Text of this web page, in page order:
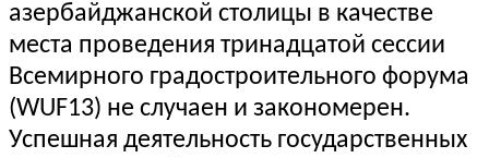
азербайджанской столицы в качестве
места проведения тринадцатой сессии
Всемирного градостроительного форума
(WUF13) не случаен и закономерен.
Успешная деятельность государственных